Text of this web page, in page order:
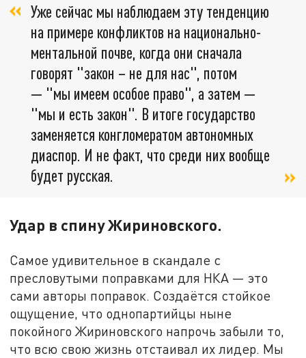
Уже сейчас мы наблюдаем эту тенденцию
на примере конфликтов на национально-
ментальной почве, когда они сначала
говорят "закон – не для нас", потом
— "мы имеем особое право", а затем —
"мы и есть закон". В итоге государство
заменяется конгломератом автономных
диаспор. И не факт, что среди них вообще
будет русская.
Удар в спину Жириновского.
Самое удивительное в скандале с
пресловутыми поправками для НКА — это
сами авторы поправок. Создаётся стойкое
ощущение, что однопартийцы ныне
покойного Жириновского напрочь забыли то,
что всю свою жизнь отстаивал их лидер. Мы